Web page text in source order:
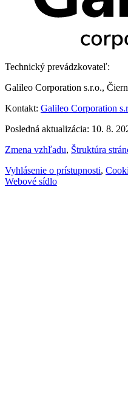
Technický prevádzkovateľ:
Galileo Corporation s.r.o.,
Kontakt: Galileo Corporation
Posledná aktualizácia: 10. 8.
Zmena vzhľadu, Štruktúra
Vyhlásenie o prístupnosti,
Webové sídlo